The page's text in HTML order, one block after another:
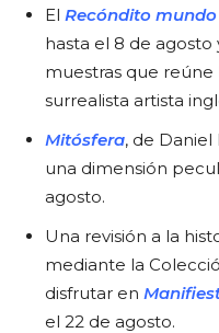
El Recóndito
hasta el 8 de agosto
muestras que reúne
surrealista artista
Mitósfera, de Daniel
una dimensión
agosto.
Una revisión a la
mediante la
disfrutar en
el 22 de agosto.